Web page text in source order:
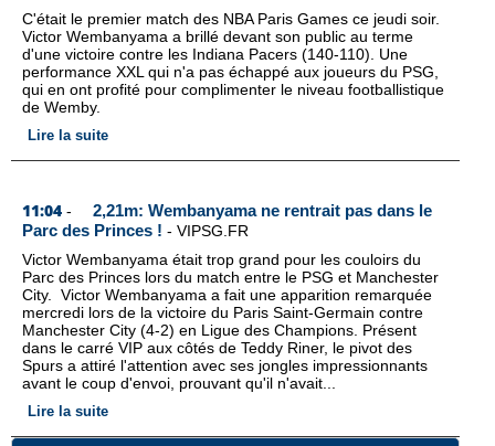
C'était le premier match des NBA Paris Games ce jeudi soir.
Victor Wembanyama a brillé devant son public au terme
d'une victoire contre les Indiana Pacers (140-110). Une
performance XXL qui n'a pas échappé aux joueurs du PSG,
qui en ont profité pour complimenter le niveau footballistique
de Wemby.
Lire la suite
11:04 -
2,21m: Wembanyama ne rentrait pas dans le
Parc des Princes ! - VIPSG.FR
Victor Wembanyama était trop grand pour les couloirs du
Parc des Princes lors du match entre le PSG et Manchester
City. Victor Wembanyama a fait une apparition remarquée
mercredi lors de la victoire du Paris Saint-Germain contre
Manchester City (4-2) en Ligue des Champions. Présent
dans le carré VIP aux côtés de Teddy Riner, le pivot des
Spurs a attiré l'attention avec ses jongles impressionnants
avant le coup d'envoi, prouvant qu'il n'avait...
Lire la suite